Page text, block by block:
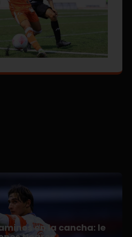
en la cancha: le